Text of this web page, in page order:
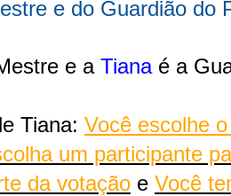
e do Guardião do
e a Tiana é a
Tiana: Você escolhe
um participante
da votação e Você